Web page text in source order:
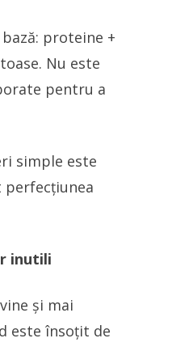
proteine +
Nu este
pentru a
simple este
perfecțiunea
inutili
și mai
este însoțit de